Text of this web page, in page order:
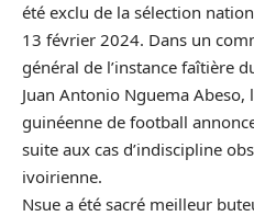
été exclu de la sélection
13 février 2024. Dans un
général de l’instance faîtière
Juan Antonio Nguema
guinéenne de football
suite aux cas d’indiscipline
ivoirienne.
Nsue a été sacré meilleur